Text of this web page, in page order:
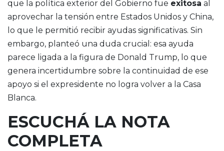
que la política exterior del Gobierno fue exitosa al
aprovechar la tensión entre Estados Unidos y China,
lo que le permitió recibir ayudas significativas. Sin
embargo, planteó una duda crucial: esa ayuda
parece ligada a la figura de Donald Trump, lo que
genera incertidumbre sobre la continuidad de ese
apoyo si el expresidente no logra volver a la Casa
Blanca.
ESCUCHÁ LA NOTA
COMPLETA